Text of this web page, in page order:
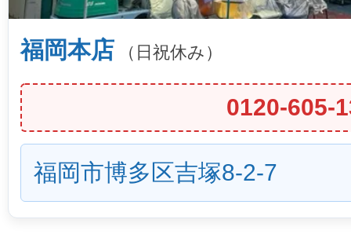
福岡本店 （日祝休み）
0120-605-
福岡市博多区吉塚8-2-7